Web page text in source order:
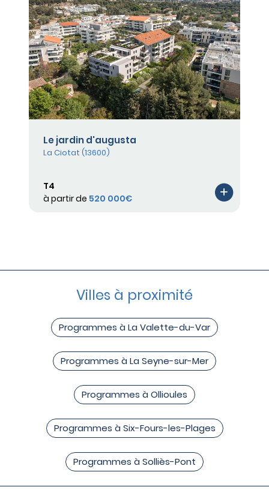
Le jardin d'augusta
La Ciotat (13600)
T4
à partir de 520 000€
Villes à proximité
Programmes à La Valette-du-Var
Programmes à La Seyne-sur-Mer
Programmes à Ollioules
Programmes à Six-Fours-les-Plages
Programmes à Solliès-Pont